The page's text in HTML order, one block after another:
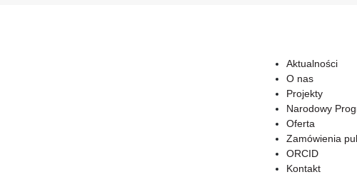
Aktualności
O nas
Projekty
Narodowy
Oferta
Zamówienia
ORCID
Kontakt